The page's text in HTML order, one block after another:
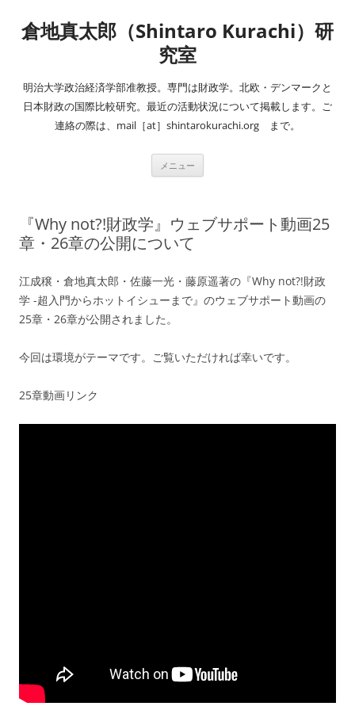
テ
ン
キ
ッ
プ
倉地真太郎（Shintaro Kurachi）研
究室
明治大学政治経済学部准教授。専門は財政学。北欧・デンマークと
日本財政の国際比較研究。最近の活動状況について掲載します。ご
連絡の際は、mail［at］shintarokurachi.org まで。
メニュー
『Why not?!財政学』ウェブサポート動画25
章・26章の公開について
江成穣・倉地真太郎・佐藤一光・藤原遥著の『Why not?!財政
学 -超入門からホットイシューまで』のウェブサポート動画の
25章・26章が公開されました。
今回は環境がテーマです。ご覧いただければ幸いです。
25章動画リンク